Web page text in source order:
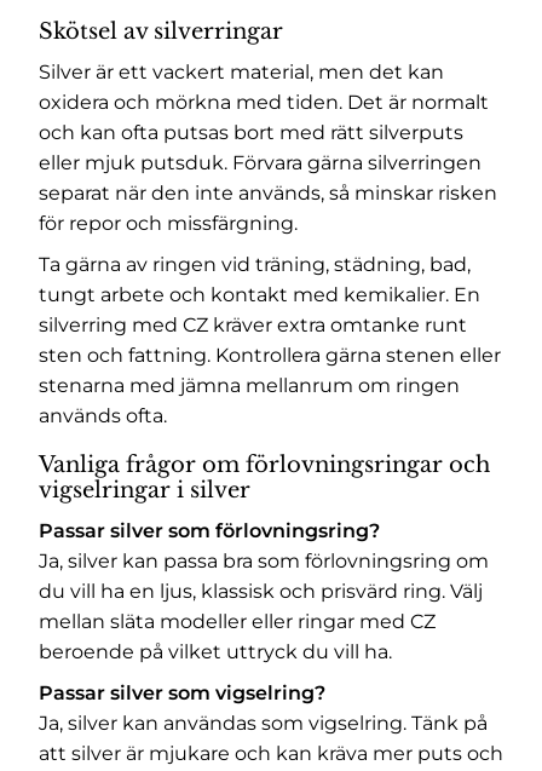
Skötsel av silverringar
Silver är ett vackert material, men det kan
oxidera och mörkna med tiden. Det är normalt
och kan ofta putsas bort med rätt silverputs
eller mjuk putsduk. Förvara gärna silverringen
separat när den inte används, så minskar risken
för repor och missfärgning.
Ta gärna av ringen vid träning, städning, bad,
tungt arbete och kontakt med kemikalier. En
silverring med CZ kräver extra omtanke runt
sten och fattning. Kontrollera gärna stenen eller
stenarna med jämna mellanrum om ringen
används ofta.
Vanliga frågor om förlovningsringar och
vigselringar i silver
Passar silver som förlovningsring?
Ja, silver kan passa bra som förlovningsring om
du vill ha en ljus, klassisk och prisvärd ring. Välj
mellan släta modeller eller ringar med CZ
beroende på vilket uttryck du vill ha.
Passar silver som vigselring?
Ja, silver kan användas som vigselring. Tänk på
att silver är mjukare och kan kräva mer puts och